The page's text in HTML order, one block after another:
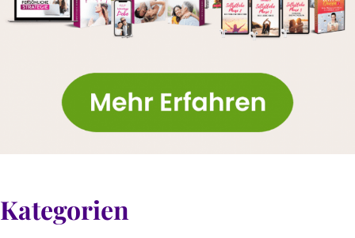
Kategorien